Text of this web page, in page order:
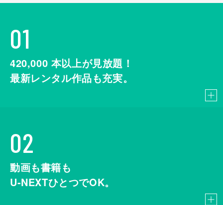
01
420,000 本以上が見放題！
最新レンタル作品も充実。
02
動画も書籍も
U-NEXTひとつでOK。